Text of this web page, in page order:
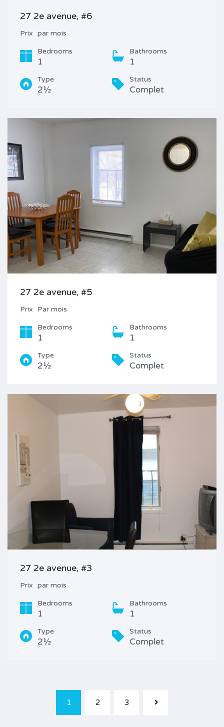
27 2e avenue, #6
Prix par mois
Bedrooms
1
Bathrooms
1
Type
2½
Status
Complet
27 2e avenue, #5
Prix Par mois
Bedrooms
1
Bathrooms
1
Type
2½
Status
Complet
27 2e avenue, #3
Prix par mois
Bedrooms
1
Bathrooms
1
Type
2½
Status
Complet
1 2 3